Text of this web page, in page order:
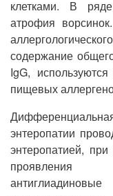
клетками. В
атрофия
содержание
IgG,
пищевых
энтеропатии
энтеропатией,
проявления